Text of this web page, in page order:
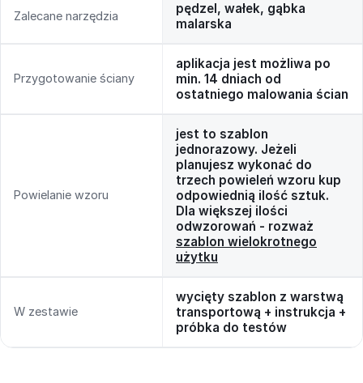
Zalecane narzędzia
pędzel, wałek, gąbka
malarska
Przygotowanie ściany
aplikacja jest możliwa po
min. 14 dniach od
ostatniego malowania ścian
Powielanie wzoru
jest to szablon
jednorazowy. Jeżeli
planujesz wykonać do
trzech powieleń wzoru kup
odpowiednią ilość sztuk.
Dla większej ilości
odwzorowań - rozważ
szablon wielokrotnego
użytku
W zestawie
wycięty szablon z warstwą
transportową + instrukcja +
próbka do testów